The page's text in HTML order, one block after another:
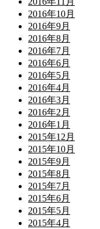
2016年10月
2016年9月
2016年8月
2016年7月
2016年6月
2016年5月
2016年4月
2016年3月
2016年2月
2016年1月
2015年12月
2015年10月
2015年9月
2015年8月
2015年7月
2015年6月
2015年5月
2015年4月